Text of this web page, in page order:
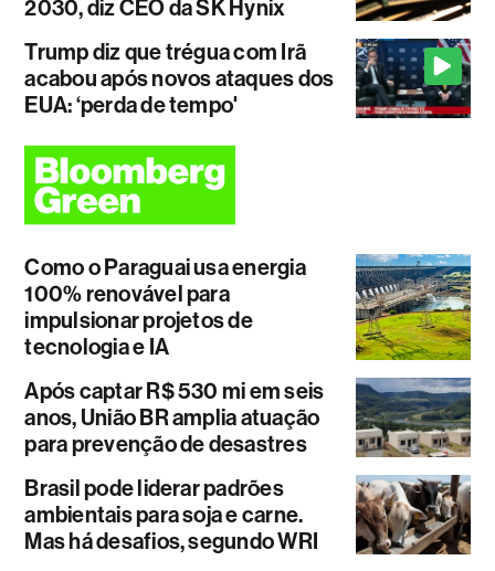
2030, diz CEO da SK Hynix
Trump diz que trégua com Irã
acabou após novos ataques dos
EUA: ‘perda de tempo'
Como o Paraguai usa energia
100% renovável para
impulsionar projetos de
tecnologia e IA
Após captar R$ 530 mi em seis
anos, União BR amplia atuação
para prevenção de desastres
Brasil pode liderar padrões
ambientais para soja e carne.
Mas há desafios, segundo WRI